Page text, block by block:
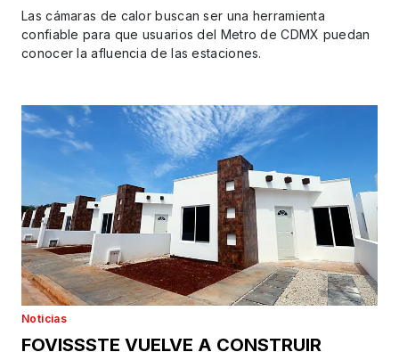
Las cámaras de calor buscan ser una herramienta
confiable para que usuarios del Metro de CDMX puedan
conocer la afluencia de las estaciones.
Noticias
FOVISSSTE VUELVE A CONSTRUIR